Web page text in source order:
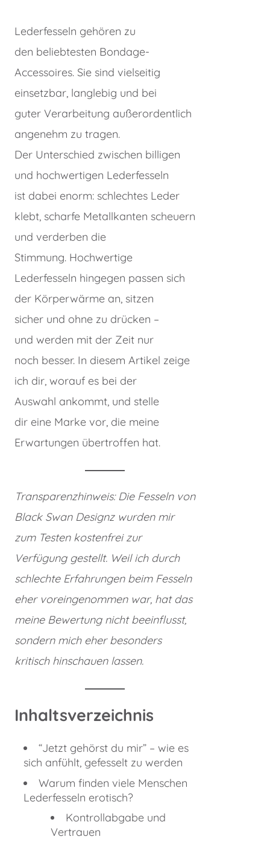
Lederfesseln gehören zu
den beliebtesten Bondage-
Accessoires. Sie sind vielseitig
einsetzbar, langlebig und bei
guter Verarbeitung außerordentlich
angenehm zu tragen.
Der Unterschied zwischen billigen
und hochwertigen Lederfesseln
ist dabei enorm: schlechtes Leder
klebt, scharfe Metallkanten scheuern
und verderben die
Stimmung. Hochwertige
Lederfesseln hingegen passen sich
der Körperwärme an, sitzen
sicher und ohne zu drücken –
und werden mit der Zeit nur
noch besser. In diesem Artikel zeige
ich dir, worauf es bei der
Auswahl ankommt, und stelle
dir eine Marke vor, die meine
Erwartungen übertroffen hat.
Transparenzhinweis: Die Fesseln von
Black Swan Designz wurden mir
zum Testen kostenfrei zur
Verfügung gestellt. Weil ich durch
schlechte Erfahrungen beim Fesseln
eher voreingenommen war, hat das
meine Bewertung nicht beeinflusst,
sondern mich eher besonders
kritisch hinschauen lassen.
Inhaltsverzeichnis
“Jetzt gehörst du mir” – wie es
sich anfühlt, gefesselt zu werden
Warum finden viele Menschen
Lederfesseln erotisch?
Kontrollabgabe und
Vertrauen